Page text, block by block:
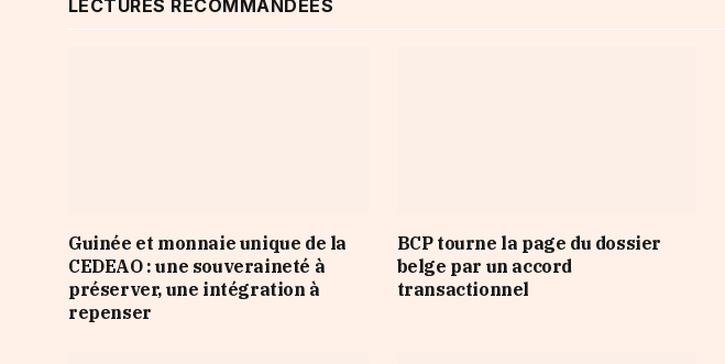
LECTURES RECOMMANDÉES
Guinée et monnaie unique de la
CEDEAO : une souveraineté à
préserver, une intégration à
repenser
BCP tourne la page du dossier
belge par un accord
transactionnel